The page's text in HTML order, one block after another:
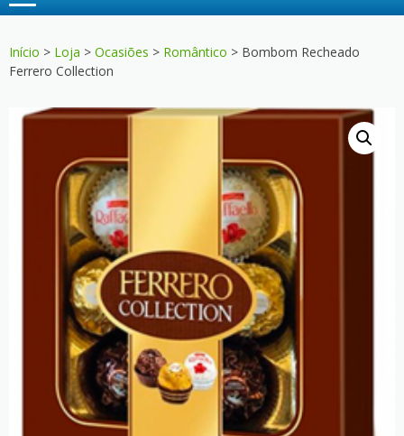
Início > Loja > Ocasiões > Romântico > Bombom Recheado
Ferrero Collection